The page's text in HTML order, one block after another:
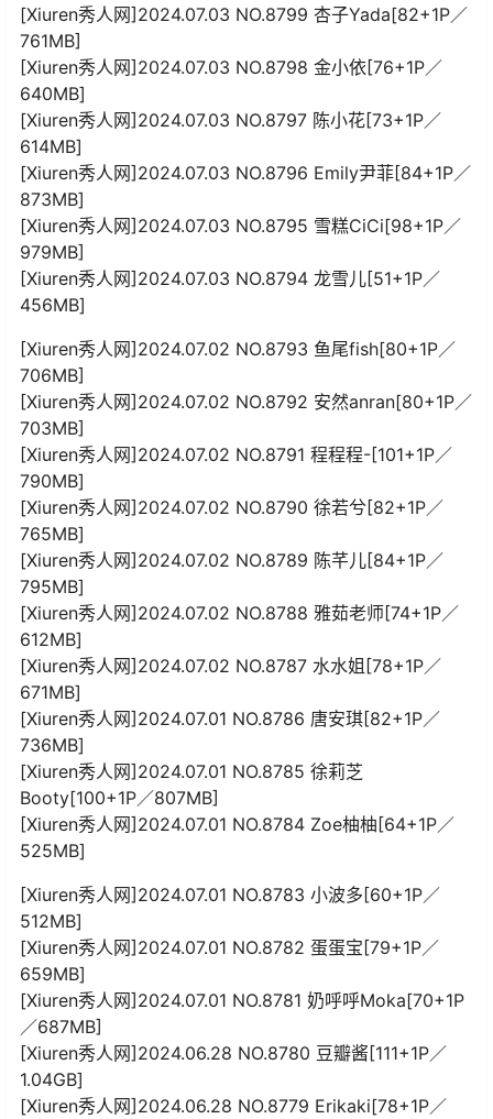
[Xiuren秀人网]2024.07.03 NO.8799 杏子Yada[82+1P／
761MB]
[Xiuren秀人网]2024.07.03 NO.8798 金小依[76+1P／
640MB]
[Xiuren秀人网]2024.07.03 NO.8797 陈小花[73+1P／
614MB]
[Xiuren秀人网]2024.07.03 NO.8796 Emily尹菲[84+1P／
873MB]
[Xiuren秀人网]2024.07.03 NO.8795 雪糕CiCi[98+1P／
979MB]
[Xiuren秀人网]2024.07.03 NO.8794 龙雪儿[51+1P／
456MB]
[Xiuren秀人网]2024.07.02 NO.8793 鱼尾fish[80+1P／
706MB]
[Xiuren秀人网]2024.07.02 NO.8792 安然anran[80+1P／
703MB]
[Xiuren秀人网]2024.07.02 NO.8791 程程程-[101+1P／
790MB]
[Xiuren秀人网]2024.07.02 NO.8790 徐若兮[82+1P／
765MB]
[Xiuren秀人网]2024.07.02 NO.8789 陈芊儿[84+1P／
795MB]
[Xiuren秀人网]2024.07.02 NO.8788 雅茹老师[74+1P／
612MB]
[Xiuren秀人网]2024.07.02 NO.8787 水水姐[78+1P／
671MB]
[Xiuren秀人网]2024.07.01 NO.8786 唐安琪[82+1P／
736MB]
[Xiuren秀人网]2024.07.01 NO.8785 徐莉芝
Booty[100+1P／807MB]
[Xiuren秀人网]2024.07.01 NO.8784 Zoe柚柚[64+1P／
525MB]
[Xiuren秀人网]2024.07.01 NO.8783 小波多[60+1P／
512MB]
[Xiuren秀人网]2024.07.01 NO.8782 蛋蛋宝[79+1P／
659MB]
[Xiuren秀人网]2024.07.01 NO.8781 奶呼呼Moka[70+1P
／687MB]
[Xiuren秀人网]2024.06.28 NO.8780 豆瓣酱[111+1P／
1.04GB]
[Xiuren秀人网]2024.06.28 NO.8779 Erikaki[78+1P／